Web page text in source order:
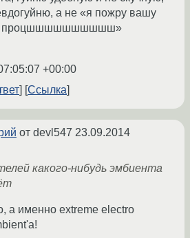
а не «я пожру вашу
и процшшшшшшшшшш»
+00:00
Ссылка
от devl547 23.09.2014
какого-нибудь эмбиента
а именно extreme electro